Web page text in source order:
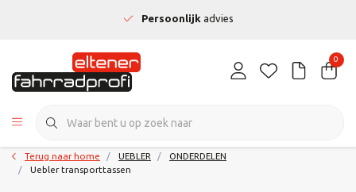
Persoonlijkadvies
0
Terug naar home UEBLER
ONDERDELEN
Uebler transporttassen